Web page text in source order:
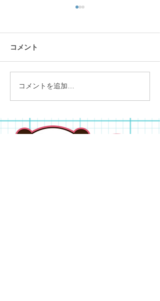
カップヌードルミュージ
アム
コメント
コメントを追加…